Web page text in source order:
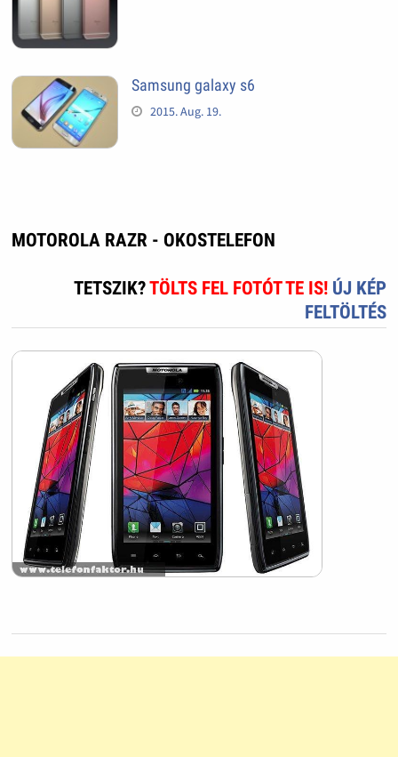
Samsung galaxy s6
2015. Aug. 19.
MOTOROLA RAZR - OKOSTELEFON
TETSZIK?TÖLTS FEL FOTÓT TE IS! ÚJ KÉP
FELTÖLTÉS